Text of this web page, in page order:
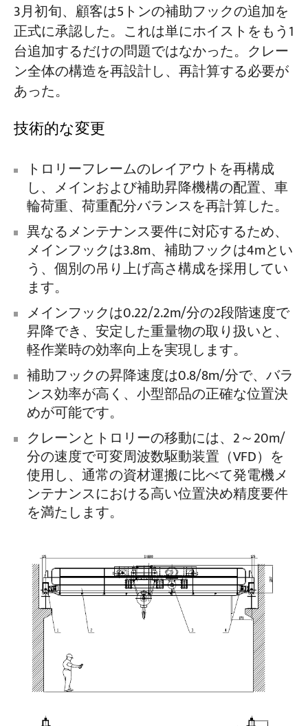
3月初旬、顧客は5トンの補助フックの追加を
正式に承認した。これは単にホイストをもう1
台追加するだけの問題ではなかった。クレー
ン全体の構造を再設計し、再計算する必要が
あった。
技術的な変更
トロリーフレームのレイアウトを再構成
し、メインおよび補助昇降機構の配置、車
輪荷重、荷重配分バランスを再計算した。
異なるメンテナンス要件に対応するため、
メインフックは3.8m、補助フックは4mとい
う、個別の吊り上げ高さ構成を採用してい
ます。
メインフックは0.22/2.2m/分の2段階速度で
昇降でき、安定した重量物の取り扱いと、
軽作業時の効率向上を実現します。
補助フックの昇降速度は0.8/8m/分で、バラ
ンス効率が高く、小型部品の正確な位置決
めが可能です。
クレーンとトロリーの移動には、2～20m/
分の速度で可変周波数駆動装置（VFD）を
使用し、通常の資材運搬に比べて発電機メ
ンテナンスにおける高い位置決め精度要件
を満たします。